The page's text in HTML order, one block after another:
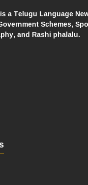
a Telugu Language
Schemes,
and Rashi phalalu.